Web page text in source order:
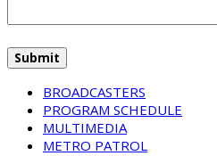
BROADCASTERS
PROGRAM SCHEDULE
MULTIMEDIA
METRO PATROL